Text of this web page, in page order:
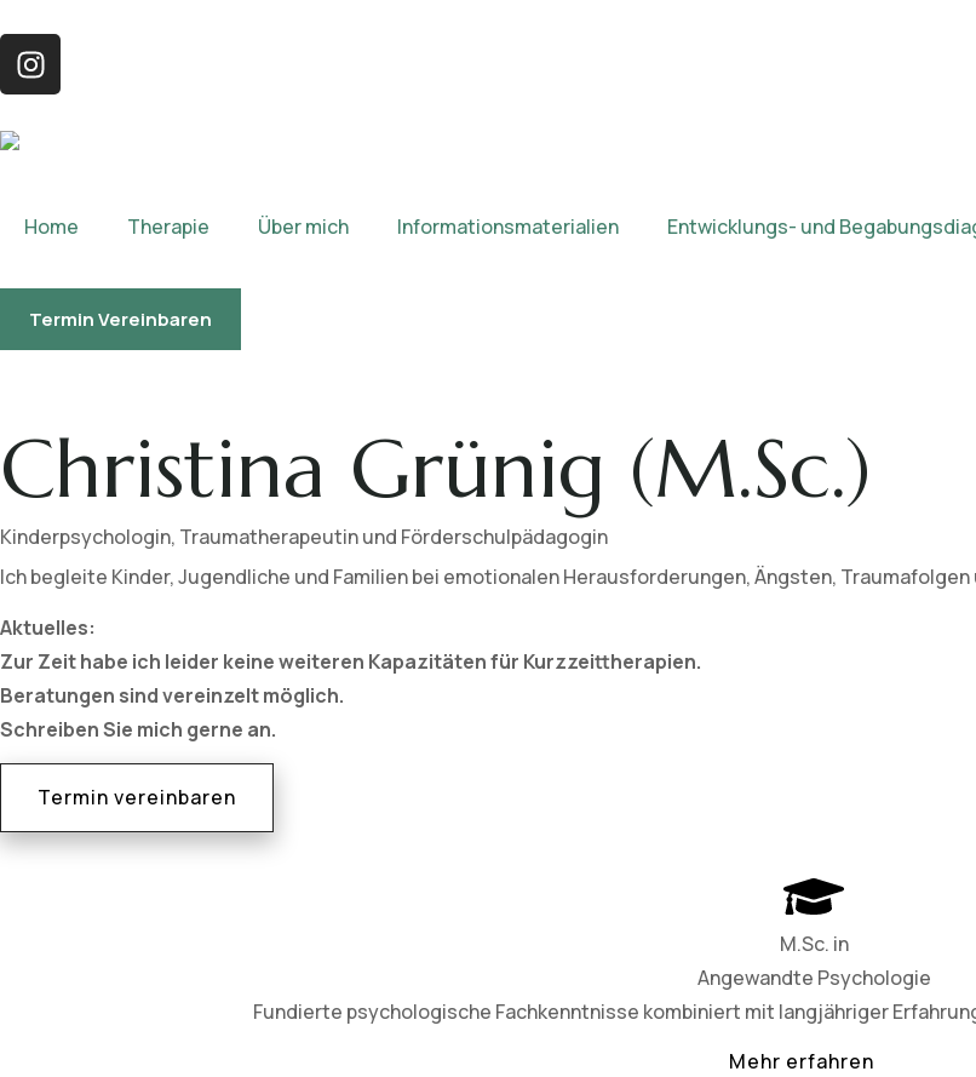
Home Therapie Über mich Informationsmaterialien Entwicklungs- und
Termin Vereinbaren
Christina Grünig (M.Sc.)
Kinderpsychologin, Traumatherapeutin und Förderschulpädagogin
Ich begleite Kinder, Jugendliche und Familien bei emotionalen Herausforderungen, Ängsten,
Aktuelles:
Zur Zeit habe ich leider keine weiteren Kapazitäten für Kurzzeittherapien.
Beratungen sind vereinzelt möglich.
Schreiben Sie mich gerne an.
Termin vereinbaren
M.Sc. in
Angewandte Psychologie
Fundierte psychologische Fachkenntnisse kombiniert mit langjähriger
Mehr erfahren